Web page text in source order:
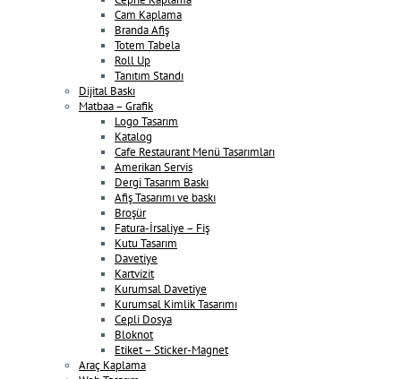
Cam Kaplama
Branda Afiş
Totem Tabela
Roll Up
Tanıtım Standı
Dijital Baskı
Matbaa – Grafik
Logo Tasarım
Katalog
Cafe Restaurant Menü Tasarımları
Amerikan Servis
Dergi Tasarım Baskı
Afiş Tasarımı ve baskı
Broşür
Fatura-İrsaliye – Fiş
Kutu Tasarım
Davetiye
Kartvizit
Kurumsal Davetiye
Kurumsal Kimlik Tasarımı
Cepli Dosya
Bloknot
Etiket – Sticker-Magnet
Araç Kaplama